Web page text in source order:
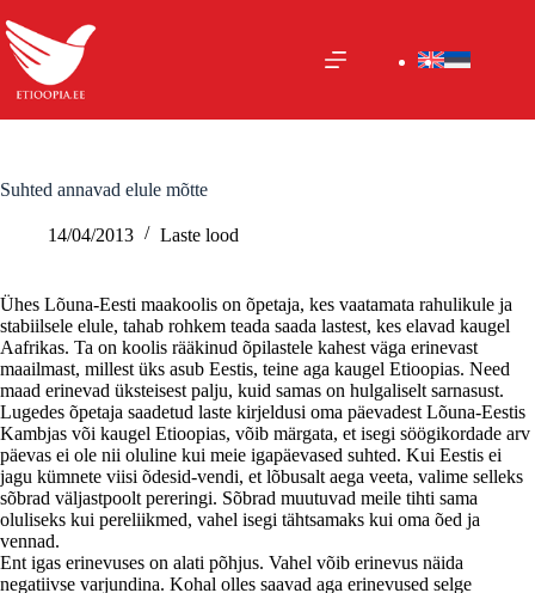
to
content
Suhted annavad elule mõtte
14/04/2013 Laste lood
Ühes Lõuna-Eesti maakoolis on õpetaja, kes vaatamata rahulikule ja
stabiilsele elule, tahab rohkem teada saada lastest, kes elavad kaugel
Aafrikas. Ta on koolis rääkinud õpilastele kahest väga erinevast
maailmast, millest üks asub Eestis, teine aga kaugel Etioopias. Need
maad erinevad üksteisest palju, kuid samas on hulgaliselt sarnasust.
Lugedes õpetaja saadetud laste kirjeldusi oma päevadest Lõuna-Eestis
Kambjas või kaugel Etioopias, võib märgata, et isegi söögikordade arv
päevas ei ole nii oluline kui meie igapäevased suhted. Kui Eestis ei
jagu kümnete viisi õdesid-vendi, et lõbusalt aega veeta, valime selleks
sõbrad väljastpoolt pereringi. Sõbrad muutuvad meile tihti sama
oluliseks kui pereliikmed, vahel isegi tähtsamaks kui oma õed ja
vennad.
Ent igas erinevuses on alati põhjus. Vahel võib erinevus näida
negatiivse varjundina. Kohal olles saavad aga erinevused selge